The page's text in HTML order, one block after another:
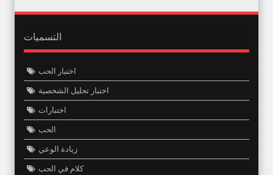
التسميات
اختبار الحب
اختبار تحليل الشخصية
اختبارات
الحب
زيادة الوعي
كلام في الحب